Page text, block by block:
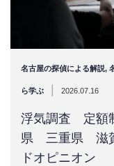
名古屋の探偵による解説,
ら学ぶ 2026.07.16
浮気調査 定
県 三重県 滋
ドオピニオン